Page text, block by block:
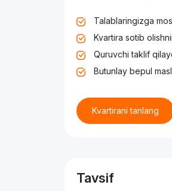
Talablaringizga
Kvartira sotib
Quruvchi taklif
Butunlay bepul
Kvartirani tanlang
Tavsif